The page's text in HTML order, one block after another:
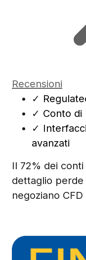
Recensioni
✓
✓ Conto di
✓
avanzati
Il 72% dei
dettaglio perde
negoziano